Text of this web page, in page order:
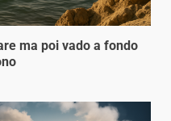
ma poi vado a fondo